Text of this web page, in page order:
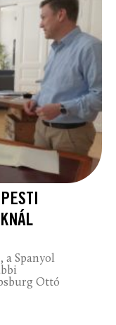
a Spanyol
Ottó